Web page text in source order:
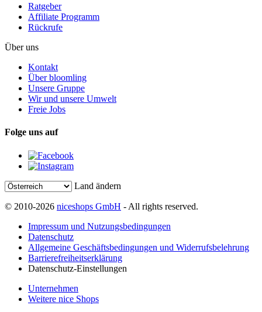
Ratgeber
Affiliate Programm
Rückrufe
Über uns
Kontakt
Über bloomling
Unsere Gruppe
Wir und unsere Umwelt
Freie Jobs
Folge uns auf
Land ändern
© 2010-2026 niceshops GmbH - All rights reserved.
Impressum und Nutzungsbedingungen
Datenschutz
Allgemeine Geschäftsbedingungen und Widerrufsbelehrung
Barrierefreiheitserklärung
Datenschutz-Einstellungen
Unternehmen
Weitere nice Shops